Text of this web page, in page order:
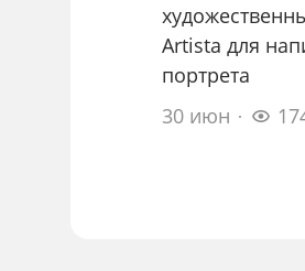
Artista для
портрета
30 июн